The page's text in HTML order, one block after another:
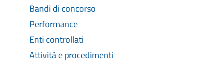
Bandi di concorso
Performance
Enti controllati
Attività e procedimenti